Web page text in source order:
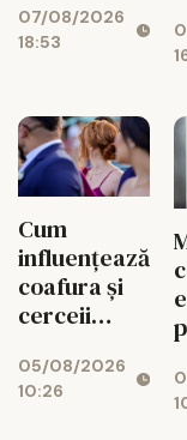
verii
07/08/2026
18:53
Cum
influențează
coafura și
cerceii
care o lași la
prima
05/08/2026
10:26